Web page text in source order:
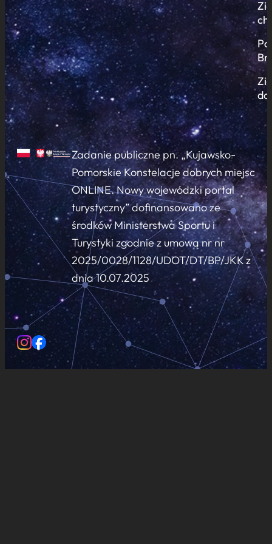
Zadanie publiczne pn. „Kujawsko-
Pomorskie Konstelacje dobrych miejsc
ONLINE. Nowy wojewódzki portal
turystyczny” dofinansowano ze
środków Ministerstwa Sportu i
Turystyki zgodnie z umową nr nr
2025/0028/1128/UDOT/DT/BP/JKK z
dnia 10.07.2025